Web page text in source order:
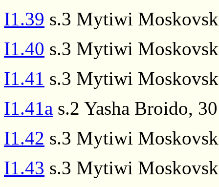
I1.39 s.3 Mytiwi
I1.40 s.3 Mytiwi
I1.41 s.3 Mytiwi
I1.41a s.2 Yasha Broido,
I1.42 s.3 Mytiwi
I1.43 s.3 Mytiwi